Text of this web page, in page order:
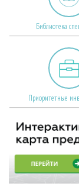
Библиотека
Приоритетные